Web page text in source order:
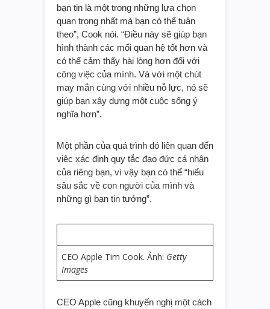
bạn tin là một trong những lựa chọn
quan trọng nhất mà bạn có thể tuân
theo”, Cook nói. “Điều này sẽ giúp bạn
hình thành các mối quan hệ tốt hơn và
có thể cảm thấy hài lòng hơn đối với
công việc của mình. Và với một chút
may mắn cùng với nhiều nỗ lực, nó sẽ
giúp bạn xây dựng một cuộc sống ý
nghĩa hơn”.
Một phần của quá trình đó liên quan đến
việc xác định quy tắc đạo đức cá nhân
của riêng bạn, vì vậy bạn có thể “hiểu
sâu sắc về con người của mình và
những gì bạn tin tưởng”.
CEO Apple Tim Cook. Ảnh: Getty
Images
CEO Apple cũng khuyến nghị một cách